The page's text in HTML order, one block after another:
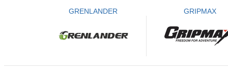
GRENLANDER GRIPMAX